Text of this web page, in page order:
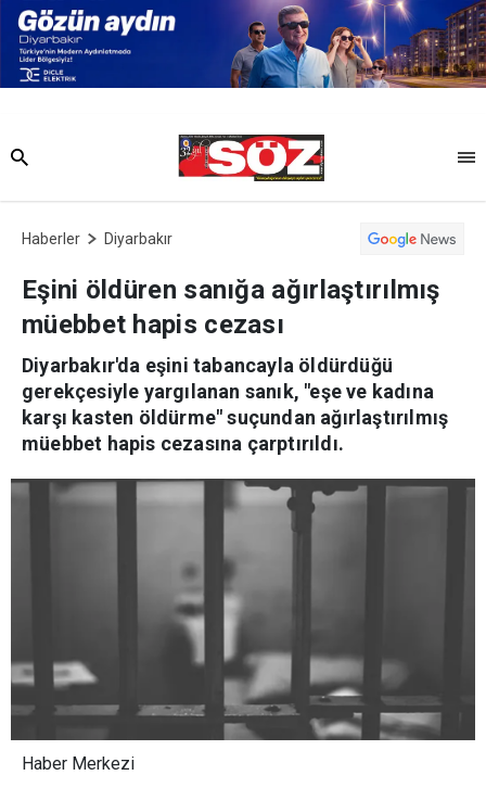
Haberler Diyarbakır
Eşini öldüren sanığa ağırlaştırılmış
müebbet hapis cezası
Diyarbakır'da eşini tabancayla öldürdüğü
gerekçesiyle yargılanan sanık, "eşe ve kadına
karşı kasten öldürme" suçundan ağırlaştırılmış
müebbet hapis cezasına çarptırıldı.
Haber Merkezi